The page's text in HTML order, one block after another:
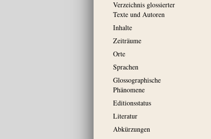
Verzeichnis glossierter
Texte und Autoren
Inhalte
Zeiträume
Orte
Sprachen
Glossographische
Phänomene
Editionsstatus
Literatur
Abkürzungen